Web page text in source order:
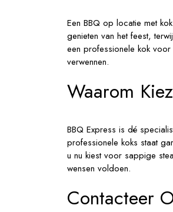
Een BBQ op locatie met
genieten van het feest,
een professionele kok
verwennen.
Waarom
BBQ Express is dé
professionele koks staat
u nu kiest voor sappige
wensen voldoen.
Contacteer